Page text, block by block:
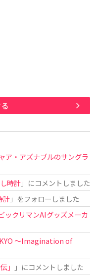
ア・アズナブルのサングラ
時計」にコメントしました
計」をフォローしました
ックリマンAIグッズメーカ
〜Imagination of
」
」にコメントしました